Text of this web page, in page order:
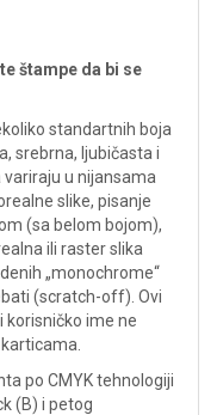
štampe da bi se
standartnih boja
srebrna, ljubičasta i
variraju u nijansama
slike, pisanje
(sa belom bojom),
ili raster slika
„monochrome“
(scratch-off). Ovi
korisničko ime ne
po CMYK tehnologiji
(B) i petog